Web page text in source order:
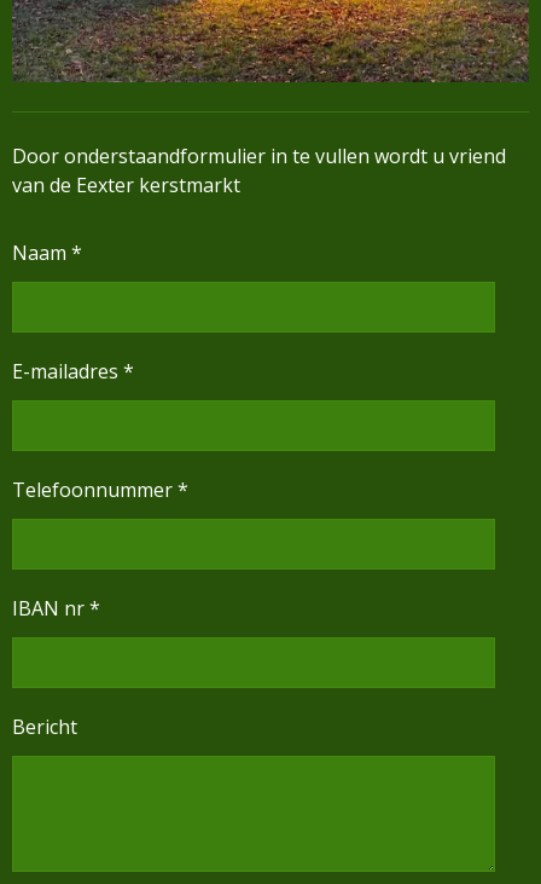
Door onderstaandformulier in te vullen wordt u vriend
van de Eexter kerstmarkt
Naam *
E-mailadres *
Telefoonnummer *
IBAN nr *
Bericht